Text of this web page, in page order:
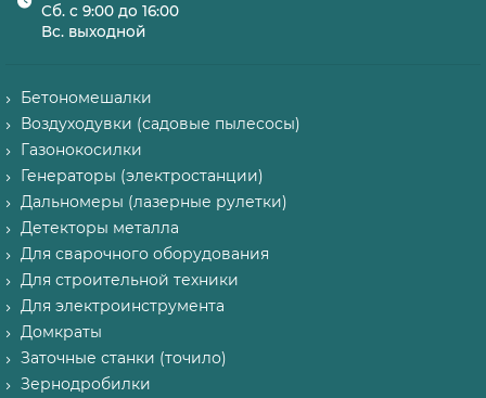
Сб. с 9:00 до 16:00
Вс. выходной
Бетономешалки
Воздуходувки (садовые пылесосы)
Газонокосилки
Генераторы (электростанции)
Дальномеры (лазерные рулетки)
Детекторы металла
Для сварочного оборудования
Для строительной техники
Для электроинструмента
Домкраты
Заточные станки (точило)
Зернодробилки